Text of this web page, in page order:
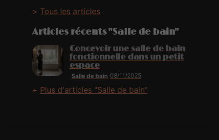
Tous les articles
Articles récents "Salle de bain"
Salle de bain 08/11/2025
Concevoir une salle de bain
fonctionnelle dans un petit
espace
Plus d'articles "Salle de bain"